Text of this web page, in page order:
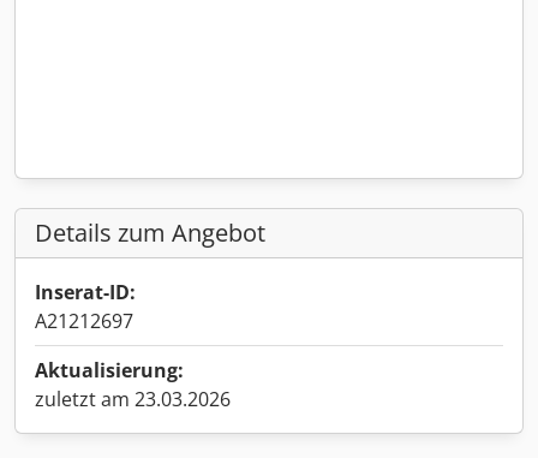
Details zum Angebot
Inserat-ID:
A21212697
Aktualisierung:
zuletzt am 23.03.2026